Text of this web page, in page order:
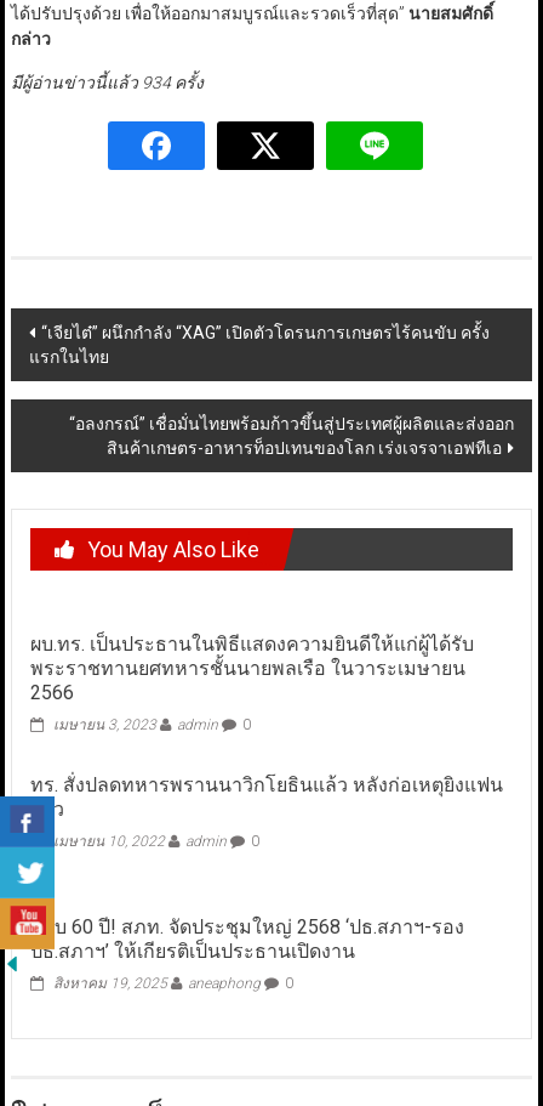
ได้ปรับปรุงด้วย เพื่อให้ออกมาสมบูรณ์และรวดเร็วที่สุด” นายสมศักดิ์
กล่าว
มีผู้อ่านข่าวนี้แล้ว 934 ครั้ง
Post
navigation
“เจียไต๋” ผนึกกำลัง “XAG” เปิดตัวโดรนการเกษตรไร้คนขับ ครั้ง
แรกในไทย
“อลงกรณ์” เชื่อมั่นไทยพร้อมก้าวขึ้นสู่ประเทศผู้ผลิตและส่งออก
สินค้าเกษตร-อาหารท็อปเทนของโลก เร่งเจรจาเอฟทีเอ
You May Also Like
ผบ.ทร. เป็นประธานในพิธีแสดงความยินดีให้แก่ผู้ได้รับ
พระราชทานยศทหารชั้นนายพลเรือ ในวาระเมษายน
2566
เมษายน 3, 2023 admin 0
ทร. สั่งปลดทหารพรานนาวิกโยธินแล้ว หลังก่อเหตุยิงแฟน
สาว
เมษายน 10, 2022 admin 0
ครบ 60 ปี! สภท. จัดประชุมใหญ่ 2568 ‘ปธ.สภาฯ-รอง
ปธ.สภาฯ’ ให้เกียรติเป็นประธานเปิดงาน
สิงหาคม 19, 2025 aneaphong 0